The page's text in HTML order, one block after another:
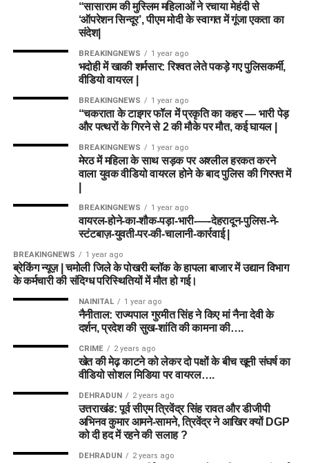
“सासाराम की मुस्लिम महिलाओं ने रचाया मेहंदी से
‘ऑपरेशन सिन्दूर’, पीएम मोदी के स्वागत में गूंजा एकता का
संदेश|
BREAKINGNEWS 1 year ago
भदोही में खाकी शर्मसार: रिश्वत लेते पकड़े गए पुलिसकर्मी,
वीडियो वायरल |
BREAKINGNEWS 1 year ago
“चकराता के टाइगर फॉल में प्रकृति का कहर — भारी पेड़
और पत्थरों के गिरने से 2 की मौके पर मौत, कई घायल |
BREAKINGNEWS 1 year ago
मेरठ में महिला के साथ सड़क पर अश्लील हरकत करने
वाला युवक वीडियो वायरल होने के बाद पुलिस की गिरफ्त में
BREAKINGNEWS 1 year ago
वायरल-होने-का-शौक-पड़ा-भारी-—-देहरादून-पुलिस-ने-
स्टंटबाज़-युवती-पर-की-चालानी-कार्रवाई |
BREAKINGNEWS 1 year ago
ब्रेकिंग न्यूज़ | चमोली जिले के पोखरी ब्लॉक के हापला बाजार में उद्यान विभाग
के कर्मचारी की संदिग्ध परिस्थितियों में मौत हो गई।
NAINITAL 1 year ago
नैनीताल: राज्यपाल गुरमीत सिंह ने किए मां नैना देवी के
दर्शन, प्रदेश की सुख-शांति की कामना की….
CRIME 2 years ago
खेत की मेढ़ काटने को लेकर दो पक्षों के बीच खूनी संघर्ष का
वीडियो सोशल मिडिया पर वायरल….
DEHRADUN 2 years ago
उत्तराखंड: पूर्व सीएम त्रिवेंद्र सिंह रावत और डीजीपी
अभिनव कुमार आमने-सामने, त्रिवेंद्र ने आखिर क्यों DGP
को दी हद में रहने की सलाह ?
DEHRADUN 2 years ago